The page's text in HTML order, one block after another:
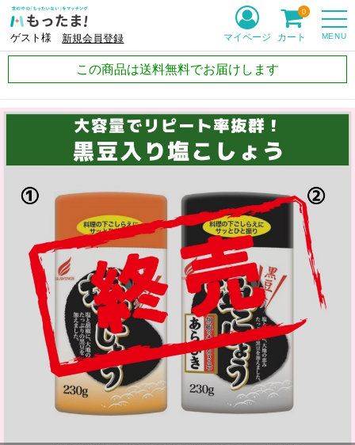
ゲスト様 新規会員登録 MENU
マイページ カート
0
この商品は送料無料でお届けします